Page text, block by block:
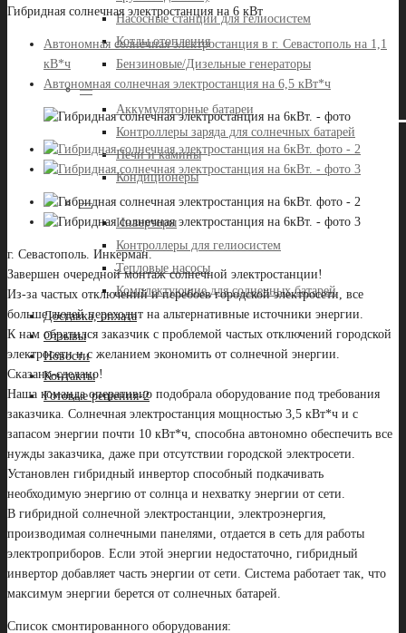
Насосные станции для гелиосистем
Котлы отопления
Бензиновые/Дизельные генераторы
—
Аккумуляторные батареи
Контроллеры заряда для солнечных батарей
Печи и камины
Кондиционеры
—
Инверторы
Контроллеры для гелиосистем
Тепловые насосы
Комплектующие для солнечных батарей
Доставка, оплата
Отзывы
Новости
Контакты
Готовые решения-2
Гибридная солнечная электростанция на 6 кВт
Автономная солнечная электростанция в г. Севастополь на 1,1
кВ*ч
Автономная солнечная электростанция на 6,5 кВт*ч
г. Севастополь. Инкерман.
Завершен очередной монтаж солнечной электростанции!
Из-за частых отключений и перебоев городской электросети, все
больше людей переходит на альтернативные источники энергии.
К нам обратился заказчик с проблемой частых отключений городской
электросети и с желанием экономить от солнечной энергии.
Сказано-сделано!
Наша команда оперативно подобрала оборудование под требования
заказчика. Солнечная электростанция мощностью 3,5 кВт*ч и с
запасом энергии почти 10 кВт*ч, способна автономно обеспечить все
нужды заказчика, даже при отсутствии городской электросети.
Установлен гибридный инвертор способный подкачивать
необходимую энергию от солнца и нехватку энергии от сети.
В гибридной солнечной электростанции, электроэнергия,
производимая солнечными панелями, отдается в сеть для работы
электроприборов. Если этой энергии недостаточно, гибридный
инвертор добавляет часть энергии от сети. Система работает так, что
максимум энергии берется от солнечных батарей.
Список смонтированного оборудования: